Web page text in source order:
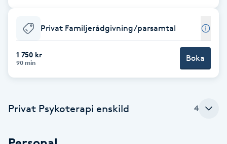
Celluliter
Privat Familjerådgivning/parsamtal
1 750 kr
90 min Boka
Privat Psykoterapi enskild 4